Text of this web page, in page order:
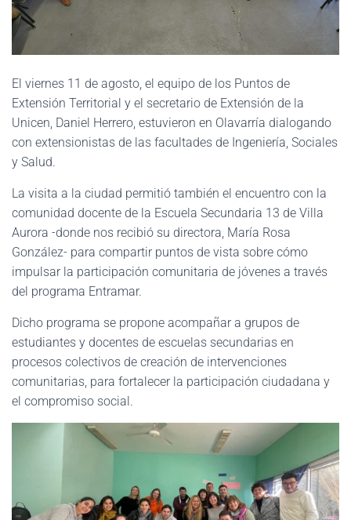
El viernes 11 de agosto, el equipo de los Puntos de
Extensión Territorial y el secretario de Extensión de la
Unicen, Daniel Herrero, estuvieron en Olavarría dialogando
con extensionistas de las facultades de Ingeniería, Sociales
y Salud.
La visita a la ciudad permitió también el encuentro con la
comunidad docente de la Escuela Secundaria 13 de Villa
Aurora -donde nos recibió su directora, María Rosa
González- para compartir puntos de vista sobre cómo
impulsar la participación comunitaria de jóvenes a través
del programa Entramar.
Dicho programa se propone acompañar a grupos de
estudiantes y docentes de escuelas secundarias en
procesos colectivos de creación de intervenciones
comunitarias, para fortalecer la participación ciudadana y
el compromiso social.